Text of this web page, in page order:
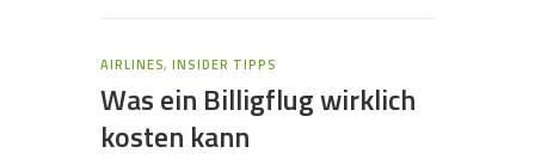
AIRLINES,INSIDER TIPPS
Was ein Billigflug wirklich
kosten kann